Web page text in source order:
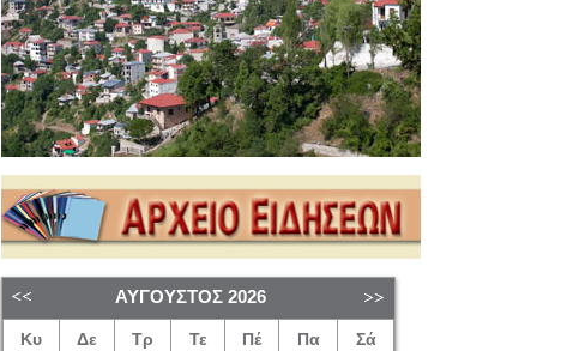
ΑΎΓΟΥΣΤΟΣ 2026
Κυ Δε Τρ Τε Πέ Πα Σά